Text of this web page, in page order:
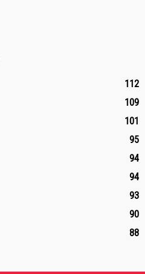
112
109
101
95
94
94
93
90
88